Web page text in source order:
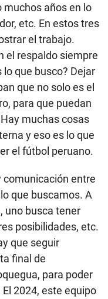
muchos años en lo
etc. En estos tres
el trabajo.
el respaldo siempre
lo que busco? Dejar
que no solo es el
para que puedan
muchas cosas
y eso es lo que
el fútbol peruano.
comunicación entre
que buscamos. A
uno busca tener
posibilidades, etc.
que seguir
final de
para poder
2024, este equipo